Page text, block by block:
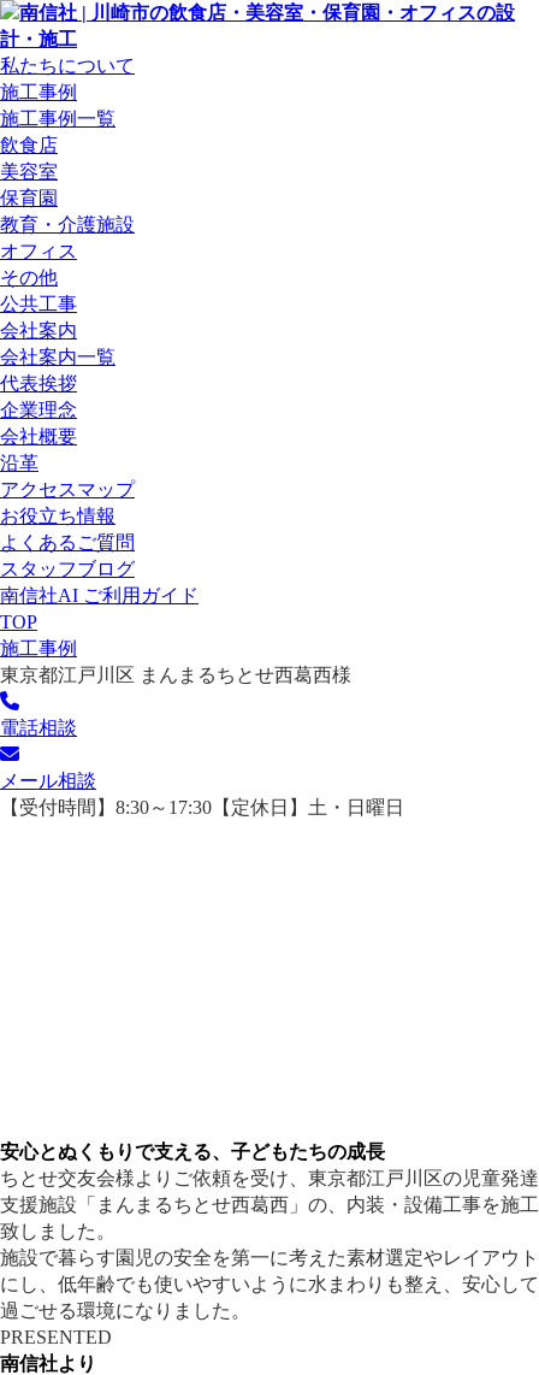
私たちについて
施工事例
施工事例一覧
飲食店
美容室
保育園
教育・介護施設
オフィス
その他
公共工事
会社案内
会社案内一覧
代表挨拶
企業理念
会社概要
沿革
アクセスマップ
お役立ち情報
よくあるご質問
スタッフブログ
南信社AI ご利用ガイド
TOP
施工事例
東京都江戸川区 まんまるちとせ西葛西様
電話相談
メール相談
【受付時間】8:30～17:30【定休日】土・日曜日
安心とぬくもりで支える、子どもたちの成長
ちとせ交友会様よりご依頼を受け、東京都江戸川区の児童発達
支援施設「まんまるちとせ西葛西」の、内装・設備工事を施工
致しました。
施設で暮らす園児の安全を第一に考えた素材選定やレイアウト
にし、低年齢でも使いやすいように水まわりも整え、安心して
過ごせる環境になりました。
PRESENTED
南信社より